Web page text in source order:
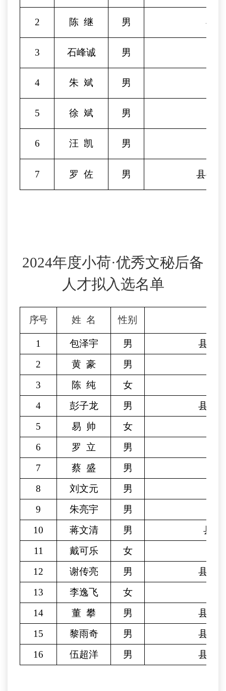
2 陈 继 男 县
3 石峰诚 男
4 朱 斌 男
5 徐 斌 男
6 汪 凯 男
7 罗 佐 男 县委
2024年度小荷·优秀文秘后备
人才拟入选名单
序号 姓 名 性别
1 包泽宇 男
县委
2
黄 豪 男
3
陈 纯 女
4
彭子龙 男
县委
5
易 帅 女
6
罗 立 男
7
蔡 盛 男
8
刘文元 男
9
朱亮宇 男
10
蒋文清 男
县经
11
戴可乐 女
12
谢传亮 男
县委
13
李逸飞 女
14
董 攀 男
县委
15
黎雨奇 男
县老
16
伍超洋 男 县委